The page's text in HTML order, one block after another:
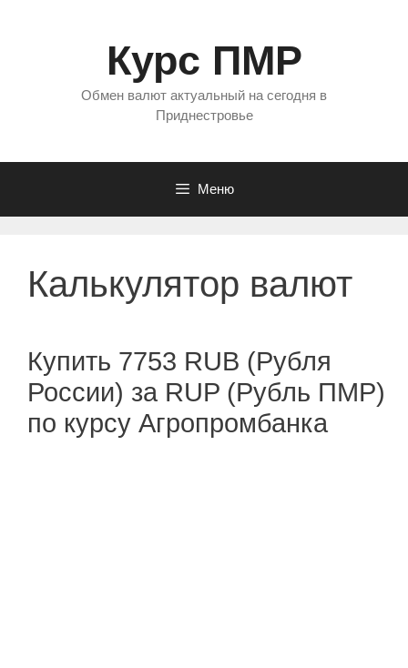
Курс ПМР
Обмен валют актуальный на сегодня в
Приднестровье
Меню
Калькулятор валют
Купить 7753 RUB (Рубля
России) за RUP (Рубль ПМР)
по курсу Агропромбанка